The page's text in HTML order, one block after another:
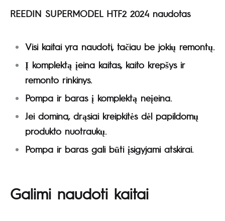
REEDIN SUPERMODEL HTF2 2024 naudotas
Visi kaitai yra naudoti, tačiau be jokių remontų.
Į komplektą įeina kaitas, kaito krepšys ir
remonto rinkinys.
Pompa ir baras į komplektą neįeina.
Jei domina, drąsiai kreipkitės dėl papildomų
produkto nuotraukų.
Pompa ir baras gali būti įsigyjami atskirai.
Galimi naudoti kaitai